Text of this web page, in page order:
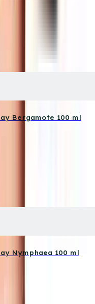
Bergamote 100 ml
Nymphaea 100 ml